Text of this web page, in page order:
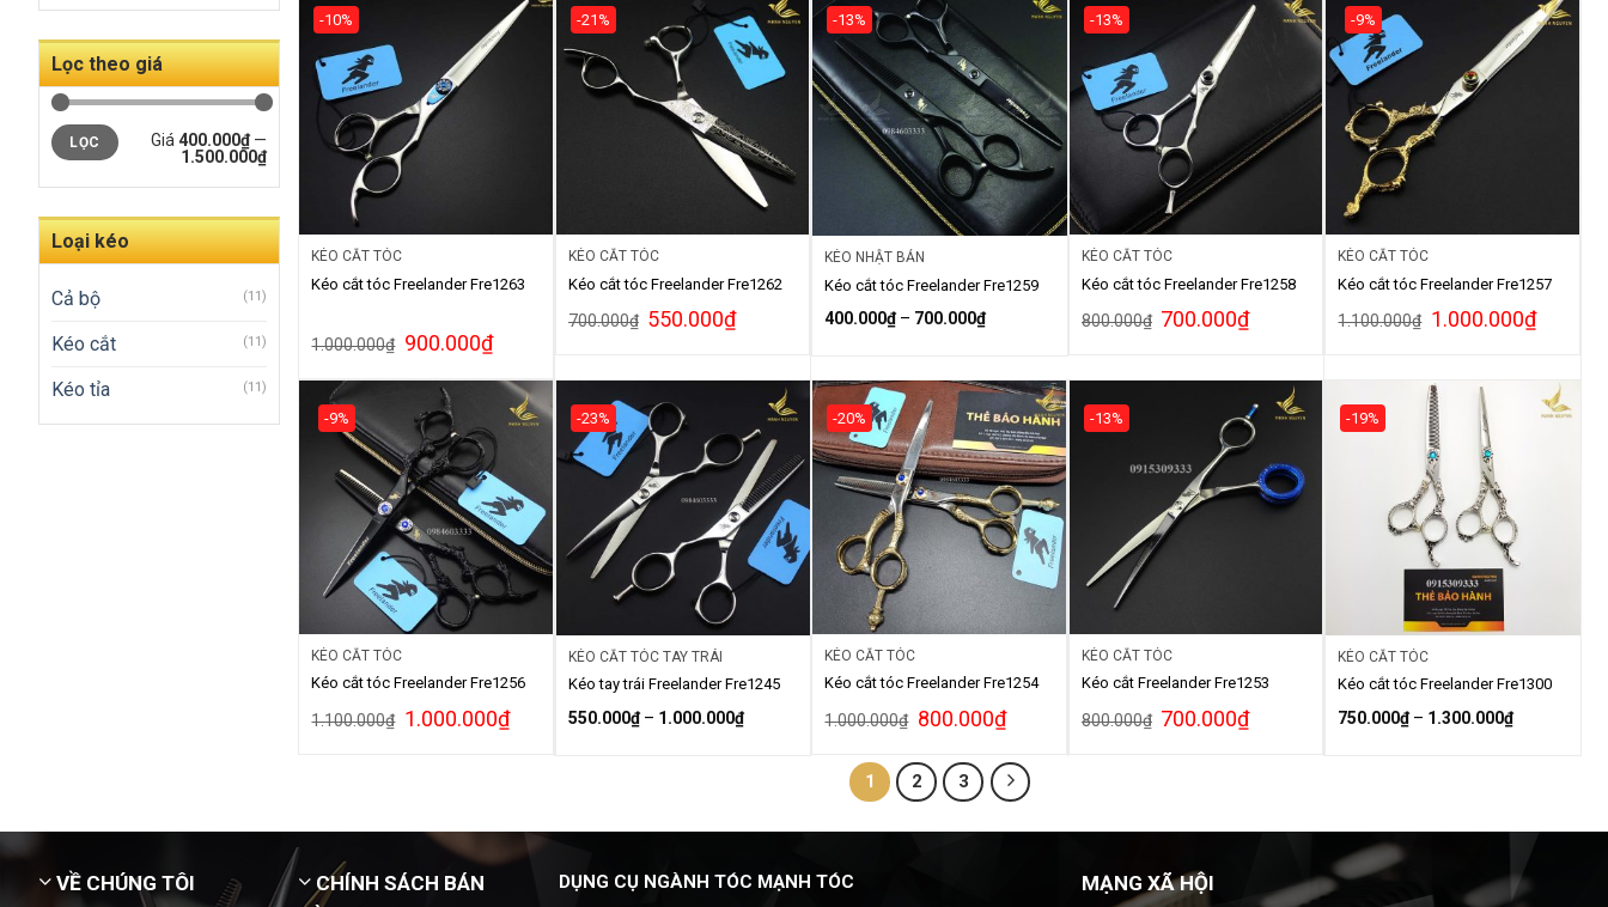
Lọc theo giá
LỌC Giá400.000₫ —
1.500.000₫
Loại kéo
Cả bộ (11)
Kéo cắt (11)
Kéo tỉa (11)
-10%
KÉO CẮT TÓC
Kéo cắt tóc Freelander Fre1263
1.000.000₫ 900.000₫
-21%
KÉO CẮT TÓC
Kéo cắt tóc Freelander Fre1262
700.000₫ 550.000₫
-13%
KÉO NHẬT BẢN
Kéo cắt tóc Freelander Fre1259
400.000₫– 700.000₫
-13%
KÉO CẮT TÓC
Kéo cắt tóc Freelander Fre1258
800.000₫ 700.000₫
-9%
KÉO CẮT TÓC
Kéo cắt tóc Freelander Fre1257
1.100.000₫ 1.000.000₫
-9%
KÉO CẮT TÓC
Kéo cắt tóc Freelander Fre1256
1.100.000₫ 1.000.000₫
-23%
KÉO CẮT TÓC TAY TRÁI
Kéo tay trái Freelander Fre1245
550.000₫– 1.000.000₫
-20%
KÉO CẮT TÓC
Kéo cắt tóc Freelander Fre1254
1.000.000₫ 800.000₫
-13%
KÉO CẮT TÓC
Kéo cắt Freelander Fre1253
800.000₫ 700.000₫
-19%
KÉO CẮT TÓC
Kéo cắt tóc Freelander Fre1300
750.000₫– 1.300.000₫
1 2 3
VỀ CHÚNG TÔI
CHÍNH SÁCH BÁN
DỤNG CỤ NGÀNH TÓC MẠNH TÓC MẠNG XÃ HỘI